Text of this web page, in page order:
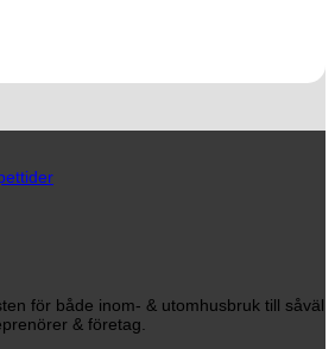
för både inom- & utomhusbruk till såväl
& företag.